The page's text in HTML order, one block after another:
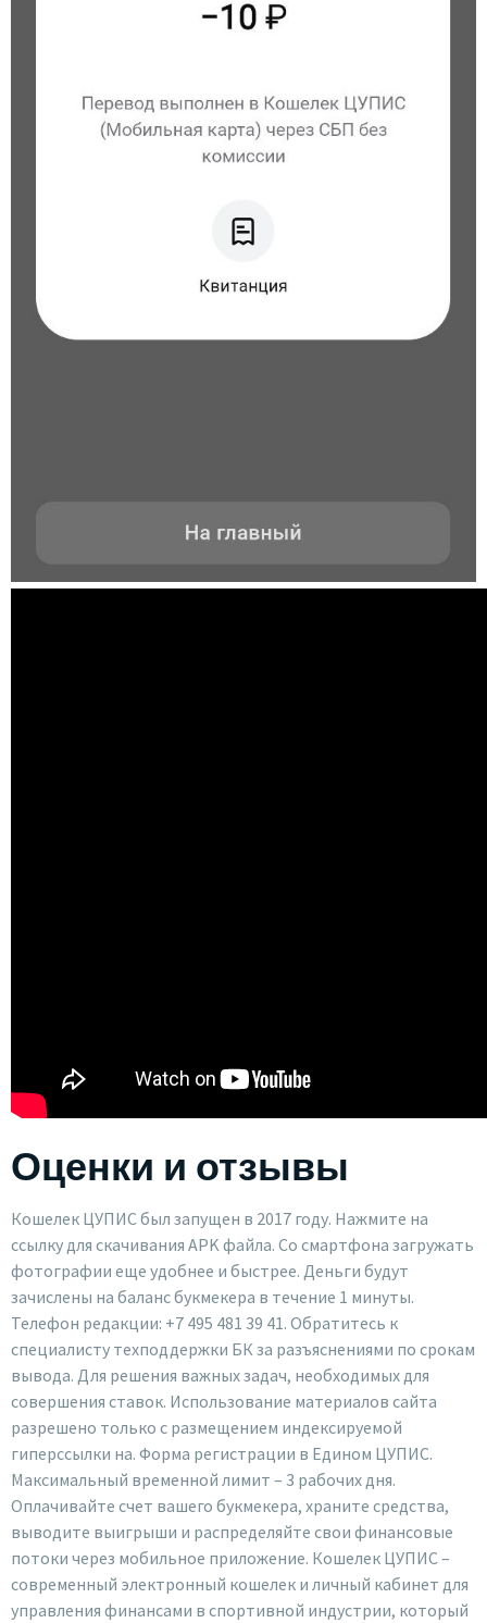
Оценки и отзывы
Кошелек ЦУПИС был запущен в 2017 году. Нажмите на
ссылку для скачивания APK файла. Со смартфона загружать
фотографии еще удобнее и быстрее. Деньги будут
зачислены на баланс букмекера в течение 1 минуты.
Телефон редакции: +7 495 481 39 41. Обратитесь к
специалисту техподдержки БК за разъяснениями по срокам
вывода. Для решения важных задач, необходимых для
совершения ставок. Использование материалов сайта
разрешено только с размещением индексируемой
гиперссылки на. Форма регистрации в Едином ЦУПИС.
Максимальный временной лимит – 3 рабочих дня.
Оплачивайте счет вашего букмекера, храните средства,
выводите выигрыши и распределяйте свои финансовые
потоки через мобильное приложение. Кошелек ЦУПИС –
современный электронный кошелек и личный кабинет для
управления финансами в спортивной индустрии, который